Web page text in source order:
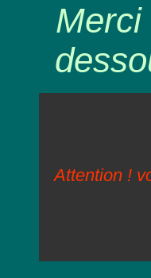
Merci
Attention !